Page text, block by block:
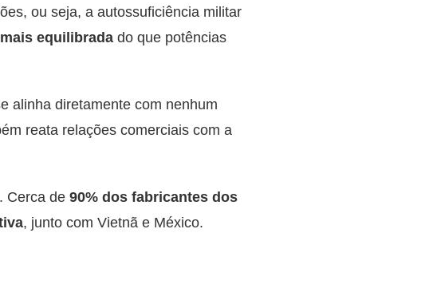
ou seja, a autossuficiência militar
equilibradado que potências
alinha diretamente com nenhum
reata relações comerciais com a
Cerca de 90% dos fabricantes dos
, junto com Vietnã e México.